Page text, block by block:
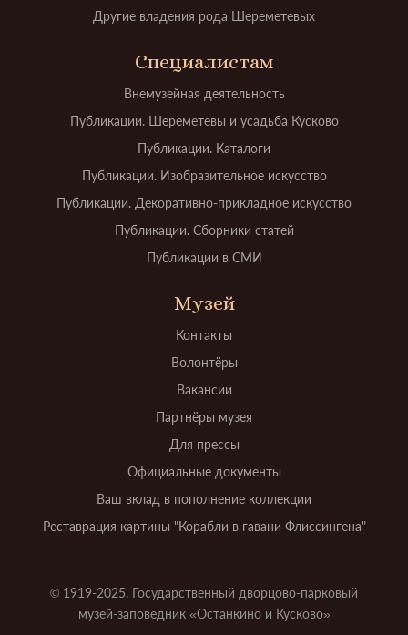
Другие владения рода Шереметевых
Специалистам
Внемузейная деятельность
Публикации. Шереметевы и усадьба Кусково
Публикации. Каталоги
Публикации. Изобразительное искусство
Публикации. Декоративно-прикладное искусство
Публикации. Сборники статей
Публикации в СМИ
Музей
Контакты
Волонтёры
Вакансии
Партнёры музея
Для прессы
Официальные документы
Ваш вклад в пополнение коллекции
Реставрация картины "Корабли в гавани Флиссингена"
© 1919-2025. Государственный дворцово-парковый
музей-заповедник «Останкино и Кусково»